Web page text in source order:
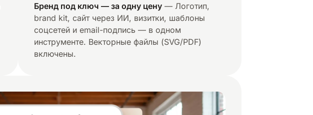
Бренд под ключ — за одну цену — Логотип,
brand kit, сайт через ИИ, визитки, шаблоны
соцсетей и email-подпись — в одном
инструменте. Векторные файлы (SVG/PDF)
включены.